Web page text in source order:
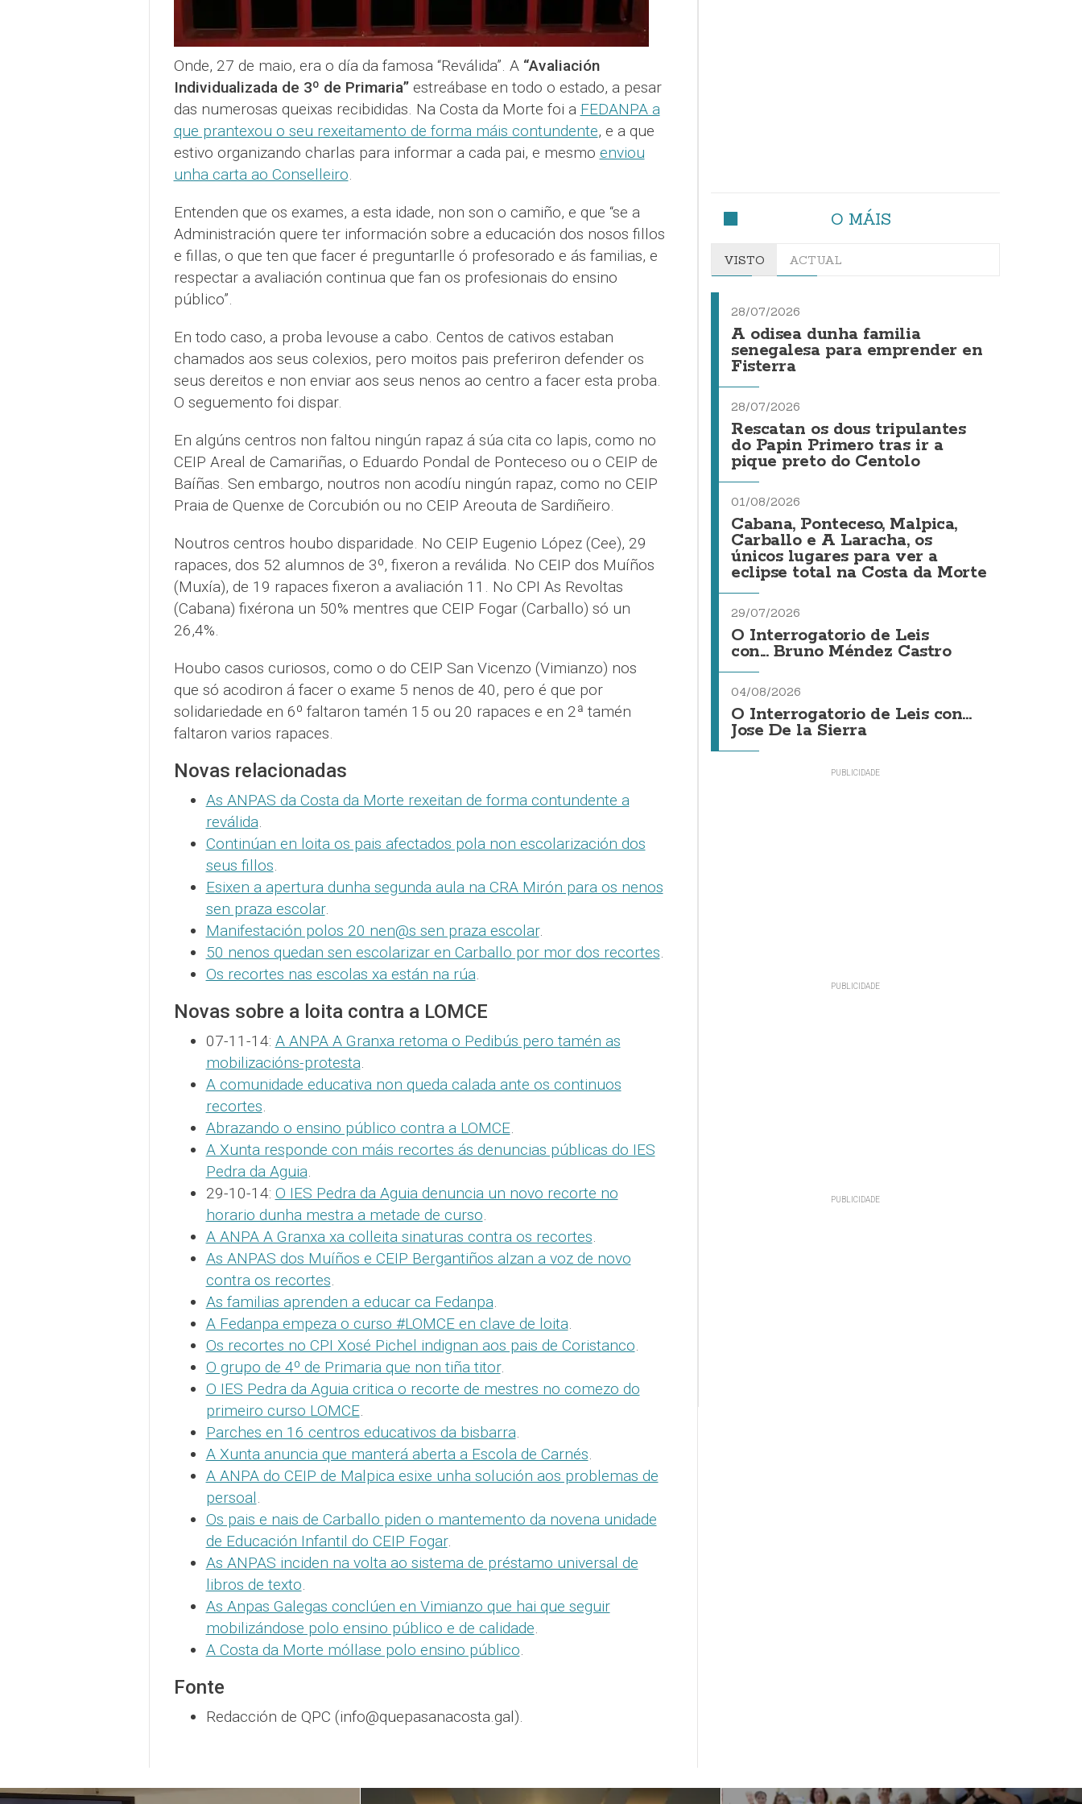
Onde, 27 de maio, era o día da famosa “Reválida”. A “Avaliación
Individualizada de 3º de Primaria”estreábase en todo o estado, a pesar
das numerosas queixas recibididas. Na Costa da Morte foi a FEDANPA a
que prantexou o seu rexeitamento de forma máis contundente, e a que
estivo organizando charlas para informar a cada pai, e mesmo enviou
unha carta ao Conselleiro.
Entenden que os exames, a esta idade, non son o camiño, e que “se a
Administración quere ter información sobre a educación dos nosos fillos
e fillas, o que ten que facer é preguntarlle ó profesorado e ás familias, e
respectar a avaliación continua que fan os profesionais do ensino
público”.
En todo caso, a proba levouse a cabo. Centos de cativos estaban
chamados aos seus colexios, pero moitos pais preferiron defender os
seus dereitos e non enviar aos seus nenos ao centro a facer esta proba.
O seguemento foi dispar.
En algúns centros non faltou ningún rapaz á súa cita co lapis, como no
CEIP Areal de Camariñas, o Eduardo Pondal de Ponteceso ou o CEIP de
Baíñas. Sen embargo, noutros non acodíu ningún rapaz, como no CEIP
Praia de Quenxe de Corcubión ou no CEIP Areouta de Sardiñeiro.
Noutros centros houbo disparidade. No CEIP Eugenio López (Cee), 29
rapaces, dos 52 alumnos de 3º, fixeron a reválida. No CEIP dos Muíños
(Muxía), de 19 rapaces fixeron a avaliación 11. No CPI As Revoltas
(Cabana) fixérona un 50% mentres que CEIP Fogar (Carballo) só un
26,4%.
Houbo casos curiosos, como o do CEIP San Vicenzo (Vimianzo) nos
que só acodiron á facer o exame 5 nenos de 40, pero é que por
solidariedade en 6º faltaron tamén 15 ou 20 rapaces e en 2ª tamén
faltaron varios rapaces.
Novas relacionadas
As ANPAS da Costa da Morte rexeitan de forma contundente a
reválida.
Continúan en loita os pais afectados pola non escolarización dos
seus fillos.
Esixen a apertura dunha segunda aula na CRA Mirón para os nenos
sen praza escolar.
Manifestación polos 20 nen@s sen praza escolar.
50 nenos quedan sen escolarizar en Carballo por mor dos recortes.
Os recortes nas escolas xa están na rúa.
Novas sobre a loita contra a LOMCE
07-11-14: A ANPA A Granxa retoma o Pedibús pero tamén as
mobilizacións-protesta.
A comunidade educativa non queda calada ante os continuos
recortes.
Abrazando o ensino público contra a LOMCE.
A Xunta responde con máis recortes ás denuncias públicas do IES
Pedra da Aguia.
29-10-14: O IES Pedra da Aguia denuncia un novo recorte no
horario dunha mestra a metade de curso.
A ANPA A Granxa xa colleita sinaturas contra os recortes.
As ANPAS dos Muíños e CEIP Bergantiños alzan a voz de novo
contra os recortes.
As familias aprenden a educar ca Fedanpa.
A Fedanpa empeza o curso #LOMCE en clave de loita.
Os recortes no CPI Xosé Pichel indignan aos pais de Coristanco.
O grupo de 4º de Primaria que non tiña titor.
O IES Pedra da Aguia critica o recorte de mestres no comezo do
primeiro curso LOMCE.
Parches en 16 centros educativos da bisbarra.
A Xunta anuncia que manterá aberta a Escola de Carnés.
A ANPA do CEIP de Malpica esixe unha solución aos problemas de
persoal.
Os pais e nais de Carballo piden o mantemento da novena unidade
de Educación Infantil do CEIP Fogar.
As ANPAS inciden na volta ao sistema de préstamo universal de
libros de texto.
As Anpas Galegas conclúen en Vimianzo que hai que seguir
mobilizándose polo ensino público e de calidade.
A Costa da Morte móllase polo ensino público.
Fonte
Redacción de QPC (info@quepasanacosta.gal).
O MÁIS
VISTO ACTUAL
28/07/2026
A odisea dunha familia
senegalesa para emprender en
Fisterra
28/07/2026
Rescatan os dous tripulantes
do Papin Primero tras ir a
pique preto do Centolo
01/08/2026
Cabana, Ponteceso, Malpica,
Carballo e A Laracha, os
únicos lugares para ver a
eclipse total na Costa da Morte
29/07/2026
O Interrogatorio de Leis
con... Bruno Méndez Castro
04/08/2026
O Interrogatorio de Leis con...
Jose De la Sierra